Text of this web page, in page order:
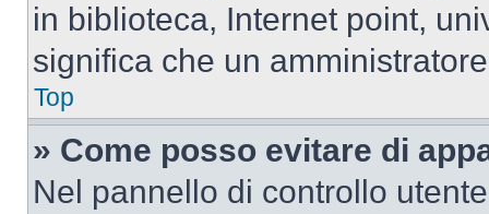
in biblioteca, Internet point,
significa che un
Top
» Come posso evitare di
Nel pannello di controllo